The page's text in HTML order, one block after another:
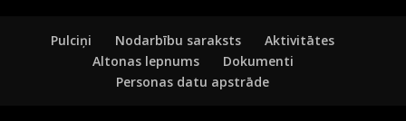
Pulciņi Nodarbību saraksts
Aktivitātes
Altonas lepnums
Dokumenti
Personas datu apstrāde